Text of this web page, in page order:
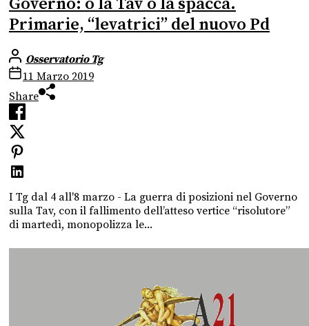
Governo: o la Tav o la spacca.
Primarie, “levatrici” del nuovo Pd
Osservatorio Tg
11 Marzo 2019
Share
I Tg dal 4 all'8 marzo - La guerra di posizioni nel Governo
sulla Tav, con il fallimento dell’atteso vertice “risolutore”
di martedì, monopolizza le...